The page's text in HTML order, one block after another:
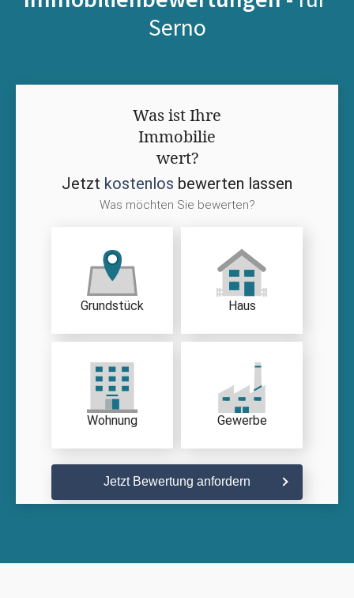
Serno
Was ist Ihre
Immobilie
wert?
Jetzt kostenlos bewerten lassen
Was möchten Sie bewerten?
Grundstück Haus
Wohnung Gewerbe
Jetzt Bewertung anfordern